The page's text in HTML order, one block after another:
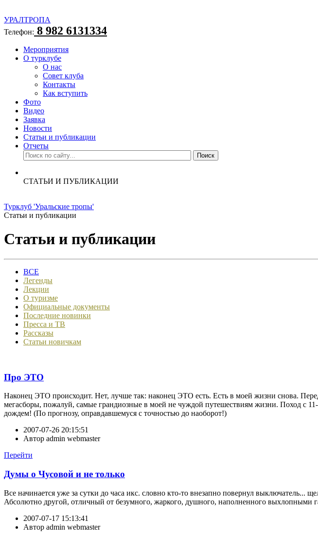
УРАЛТРОПА
Телефон: 8 982 6131334
Мероприятия
О турклубе
О нас
Совет клуба
Контакты
Как вступить
Фото
Видео
Заявка
Новости
Статьи и публикации
Отчеты
СТАТЬИ И ПУБЛИКАЦИИ
Турклуб 'Уральские тропы'
Статьи и публикации
Статьи и публикации
ВСЕ
Легенды
Лекции
О туризме
Официальные документы
Последние новинки
Пресса и ТВ
Рассказы
Статьи новичкам
Про ЭТО
Наконец ЭТО происходит. Нет, лучше так: наконец ЭТО есть. Есть в моей жизни снова.
мегасборы, пожалуй, самые грандиозные в моей не чуждой путешествиям жизни. Поход с
дождем! (По прогнозу, оправдавшемуся с точностью до наоборот!)
2007-07-26 20:15:51
Автор admin webmaster
Перейти
Думы о Чусовой и не только
Все начинается уже за сутки до часа икс. словно кто-то внезапно повернул
Абсолютно другой, отличный от безумного, жаркого, душного, наполненного выхлопными
2007-07-17 15:13:41
Автор admin webmaster